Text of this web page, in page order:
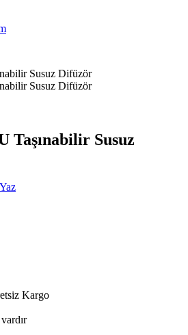
Taşınabilir Susuz
Kargo